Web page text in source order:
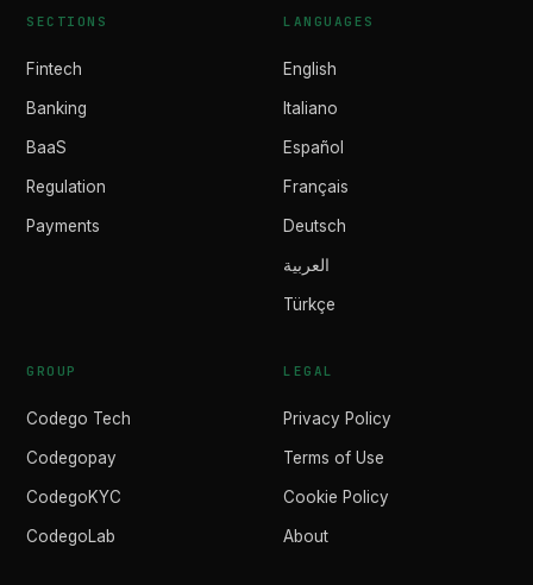
SECTIONS
Fintech
Banking
BaaS
Regulation
Payments
LANGUAGES
English
Italiano
Español
Français
Deutsch
العربية
Türkçe
GROUP
Codego Tech
Codegopay
CodegoKYC
CodegoLab
LEGAL
Privacy Policy
Terms of Use
Cookie Policy
About